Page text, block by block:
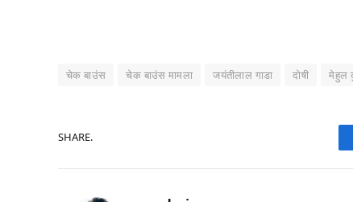
चेक बाउंस चेक बाउंस मामला जयंतीलाल गाडा दोषी मेहुल
SHARE.